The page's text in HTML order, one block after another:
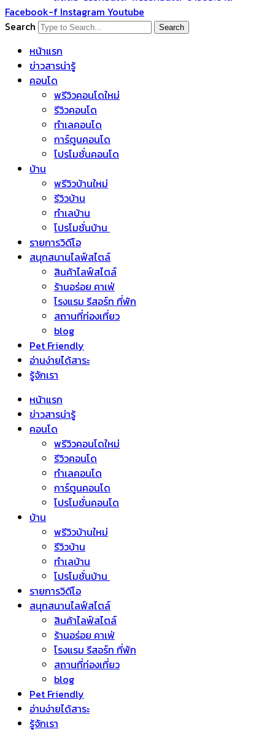
Facebook-f Instagram Youtube
Search
Search
หน้าแรก
ข่าวสารน่ารู้
คอนโด
พรีวิวคอนโดใหม่
รีวิวคอนโด
ทำเลคอนโด
การ์ตูนคอนโด
โปรโมชั่นคอนโด
บ้าน
พรีวิวบ้านใหม่
รีวิวบ้าน
ทำเลบ้าน
โปรโมชั่นบ้าน
รายการวิดีโอ
สนุกสนานไลฟ์สไตล์
สินค้าไลฟ์สไตล์
ร้านอร่อย คาเฟ่
โรงแรม รีสอร์ท ที่พัก
สถานที่ท่องเที่ยว
blog
Pet Friendly
อ่านง่ายได้สาระ
รู้จักเรา
หน้าแรก
ข่าวสารน่ารู้
คอนโด
พรีวิวคอนโดใหม่
รีวิวคอนโด
ทำเลคอนโด
การ์ตูนคอนโด
โปรโมชั่นคอนโด
บ้าน
พรีวิวบ้านใหม่
รีวิวบ้าน
ทำเลบ้าน
โปรโมชั่นบ้าน
รายการวิดีโอ
สนุกสนานไลฟ์สไตล์
สินค้าไลฟ์สไตล์
ร้านอร่อย คาเฟ่
โรงแรม รีสอร์ท ที่พัก
สถานที่ท่องเที่ยว
blog
Pet Friendly
อ่านง่ายได้สาระ
รู้จักเรา